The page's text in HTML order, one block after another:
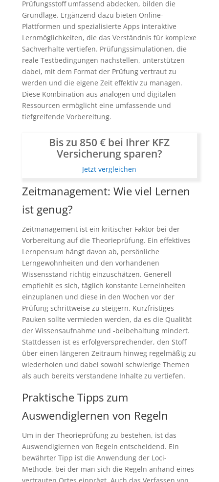
Prüfungsstoff umfassend abdecken, bilden die
Grundlage. Ergänzend dazu bieten Online-
Plattformen und spezialisierte Apps interaktive
Lernmöglichkeiten, die das Verständnis für komplexe
Sachverhalte vertiefen. Prüfungssimulationen, die
reale Testbedingungen nachstellen, unterstützen
dabei, mit dem Format der Prüfung vertraut zu
werden und die eigene Zeit effektiv zu managen.
Diese Kombination aus analogen und digitalen
Ressourcen ermöglicht eine umfassende und
tiefgreifende Vorbereitung.
Bis zu 850 € bei Ihrer KFZ
Versicherung sparen?
Jetzt vergleichen
Zeitmanagement: Wie viel Lernen
ist genug?
Zeitmanagement ist ein kritischer Faktor bei der
Vorbereitung auf die Theorieprüfung. Ein effektives
Lernpensum hängt davon ab, persönliche
Lerngewohnheiten und den vorhandenen
Wissensstand richtig einzuschätzen. Generell
empfiehlt es sich, täglich konstante Lerneinheiten
einzuplanen und diese in den Wochen vor der
Prüfung schrittweise zu steigern. Kurzfristiges
Pauken sollte vermieden werden, da es die Qualität
der Wissensaufnahme und -beibehaltung mindert.
Stattdessen ist es erfolgversprechender, den Stoff
über einen längeren Zeitraum hinweg regelmäßig zu
wiederholen und dabei sowohl schwierige Themen
als auch bereits verstandene Inhalte zu vertiefen.
Praktische Tipps zum
Auswendiglernen von Regeln
Um in der Theorieprüfung zu bestehen, ist das
Auswendiglernen von Regeln entscheidend. Ein
bewährter Tipp ist die Anwendung der Loci-
Methode, bei der man sich die Regeln anhand eines